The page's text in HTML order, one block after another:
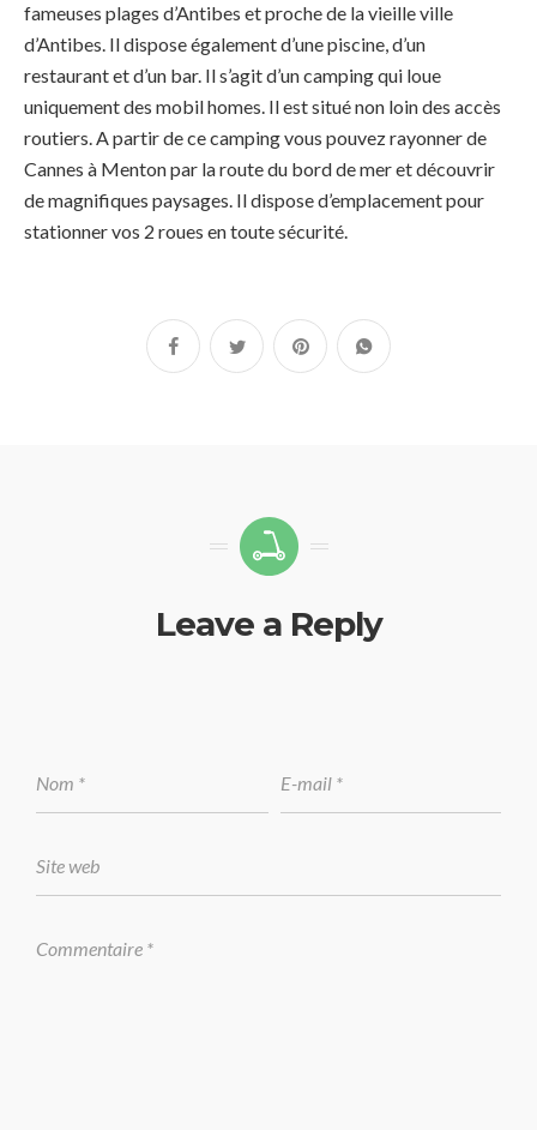
fameuses plages d’Antibes et proche de la vieille ville
d’Antibes. Il dispose également d’une piscine, d’un
restaurant et d’un bar. Il s’agit d’un camping qui loue
uniquement des mobil homes. Il est situé non loin des accès
routiers. A partir de ce camping vous pouvez rayonner de
Cannes à Menton par la route du bord de mer et découvrir
de magnifiques paysages. Il dispose d’emplacement pour
stationner vos 2 roues en toute sécurité.
Leave a Reply